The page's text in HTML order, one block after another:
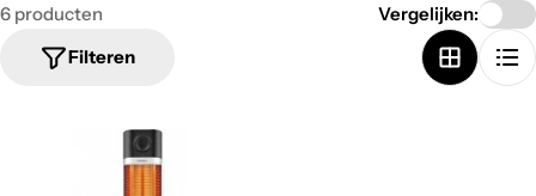
6 producten
Filteren
Vergelijken: